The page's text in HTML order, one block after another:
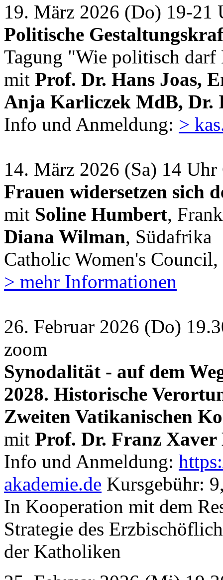
19. März 2026 (Do) 19-21
Politische
Tagung "Wie politisch darf
mit Prof. Dr. Hans Joas,
Anja Karliczek MdB,
Info und Anmeldung: >
14. März 2026 (Sa) 14 Uhr
Frauen widersetzen sich
mit Soline Humbert,
Diana Wilman, Südafrika
Catholic Women's
> mehr Informationen
26. Februar 2026 (Do)
zoom
Synodalität - auf dem
2028. Historische
Zweiten Vatikanischen
mit Prof. Dr. Franz Xaver
Info und Anmeldung:
akademie.de Kursgebühr:
In Kooperation mit dem
Strategie des
der Katholiken